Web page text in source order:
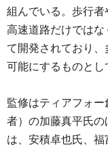
組んでいる。歩行
高速道路だけでは
て開発されており
可能にするものとし
監修はティアフォ
者）の加藤真平氏
は、安積卓也氏、福